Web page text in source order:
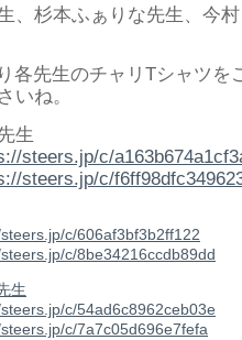
、杉本ふぁりな先生、今
各先生のチャリTシャツを
いね。
生
steers.jp/c/
steers.jp/c/
c/606af3bf3b2ff122
c/8be34216ccdb89dd
生
c/54ad6c8962ceb03e
c/7a7c05d696e7fefa